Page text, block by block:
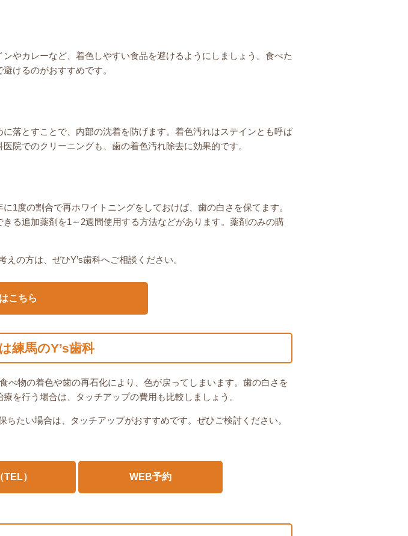
やカレーなど、着色しやすい食品を避けるようにしましょう。食べた
けるのがおすすめです。
落とすことで、内部の沈着を防げます。着色汚れはステインとも呼ば
院でのクリーニングも、歯の着色汚れ除去に効果的です。
1度の割合で再ホワイトニングをしておけば、歯の白さを保てます。
る追加薬剤を1～2週間使用する方法などがあります。薬剤のみの購
の方は、ぜひY’s歯科へご相談ください。
こちら
練馬のY’s歯科
べ物の着色や歯の再石化により、色が戻ってしまいます。歯の白さを
を行う場合は、タッチアップの費用も比較しましょう。
たい場合は、タッチアップがおすすめです。ぜひご検討ください。
TEL） WEB予約